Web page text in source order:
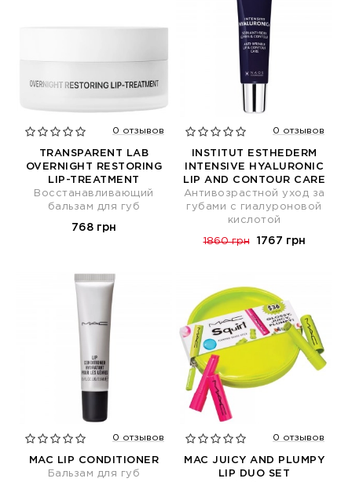
0 отзывов
TRANSPARENT LAB
OVERNIGHT RESTORING
LIP-TREATMENT
Восстанавливающий
бальзам для губ
768 грн
0 отзывов
INSTITUT ESTHEDERM
INTENSIVE HYALURONIC
LIP AND CONTOUR CARE
Антивозрастной уход за
губами с гиалуроновой
кислотой
1860 грн 1767 грн
0 отзывов
MAC LIP CONDITIONER
Бальзам для губ
0 отзывов
MAC JUICY AND PLUMPY
LIP DUO SET